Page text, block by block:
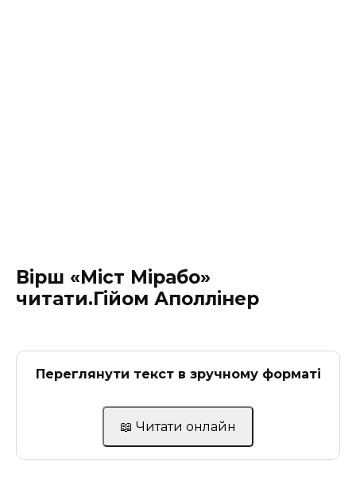
Вірш «Міст Мірабо»
читати.Гійом Аполлінер
Переглянути текст в зручному форматі
📖 Читати онлайн